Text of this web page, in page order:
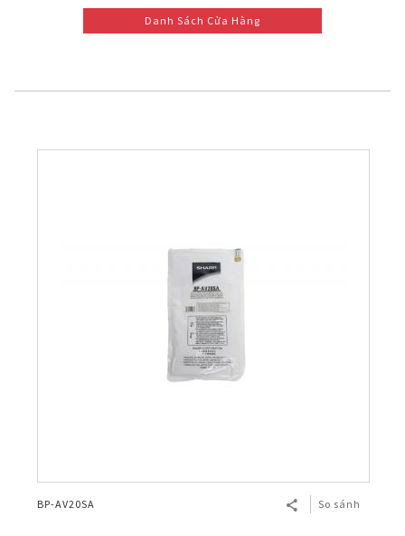
Danh Sách Cửa Hàng
BP-AV20SA So sánh